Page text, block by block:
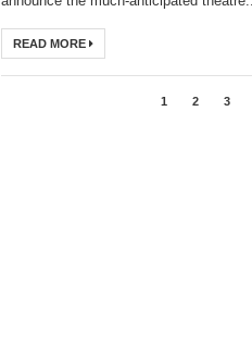
READ MORE
1 2 3